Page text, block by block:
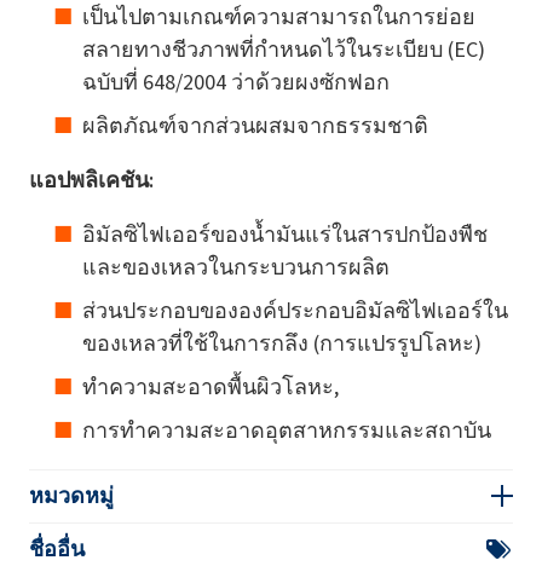
เป็นไปตามเกณฑ์ความสามารถในการย่อย
สลายทางชีวภาพที่กำหนดไว้ในระเบียบ (EC)
ฉบับที่ 648/2004 ว่าด้วยผงซักฟอก
ผลิตภัณฑ์จากส่วนผสมจากธรรมชาติ
แอปพลิเคชัน:
อิมัลซิไฟเออร์ของน้ำมันแร่ในสารปกป้องพืช
และของเหลวในกระบวนการผลิต
ส่วนประกอบขององค์ประกอบอิมัลซิไฟเออร์ใน
ของเหลวที่ใช้ในการกลึง (การแปรรูปโลหะ)
ทำความสะอาดพื้นผิวโลหะ,
การทำความสะอาดอุตสาหกรรมและสถาบัน
หมวดหมู่
ชื่ออื่น